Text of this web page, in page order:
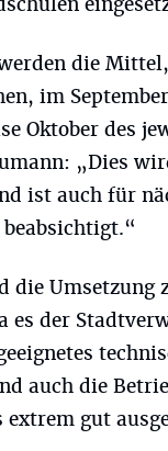
die
im September
Oktober des
„Dies
ist auch für
die Umsetzung
es der
auch die
extrem gut